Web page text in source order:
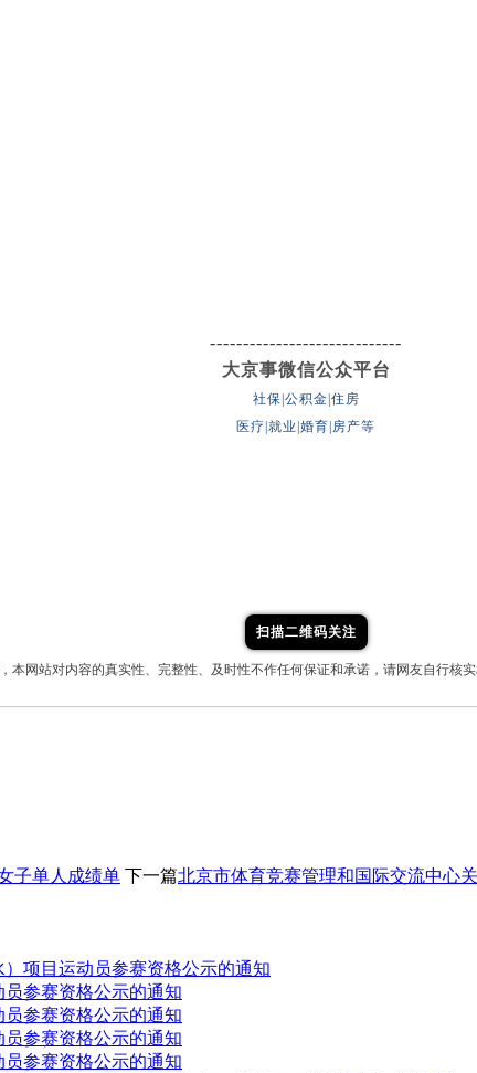
-----------------------------
大京事微信公众平台
社保|公积金|住房
医疗|就业|婚育|房产等
扫描二维码关注
网站对内容的真实性、完整性、及时性不作任何保证和承诺，请网友自行核实
子单人成绩单 下一篇北京市体育竞赛管理和国际交流中心
项目运动员参赛资格公示的通知
参赛资格公示的通知
参赛资格公示的通知
参赛资格公示的通知
参赛资格公示的通知